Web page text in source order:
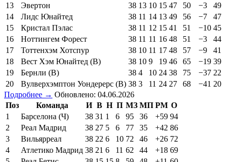
13
Эвертон 38 13 10 15 47 50 −3
49
14
Лидс Юнайтед 38 11 14 13 49 56 −7
47
15
Кристал Пэлас 38 11 12 15 41 51 −10 45
16
Ноттингем Форест 38 11 11 16 48 51 −3
44
17
Тоттенхэм Хотспур 38 10 11 17 48 57 −9
41
18
Вест Хэм Юнайтед (В) 38 10 9 19 46 65 −19 39
19
Бернли (В) 38 4 10 24 38 75 −37 22
20
Вулверхэмптон Уондерерс (В) 38 3 11 24 27 68 −41 20
Подробнее → Обновлено: 04.06.2026
Поз
Команда И В Н П МЗ МП РМ О
1
Барселона (Ч) 38 31 1 6 95 36 +59 94
2
Реал Мадрид 38 27 5 6 77 35 +42 86
3
Вильярреал 38 22 6 10 72 46 +26 72
4
Атлетико Мадрид 38 21 6 11 62 44 +18 69